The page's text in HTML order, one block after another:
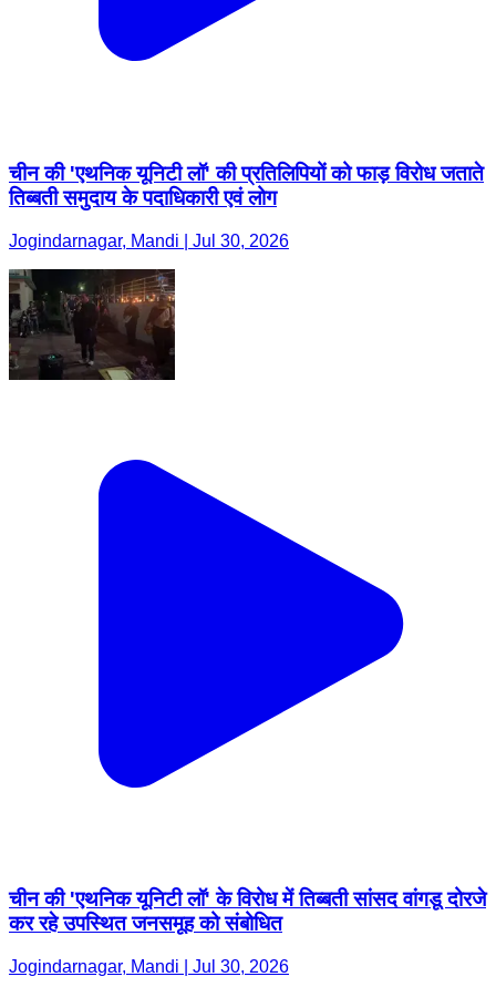
चीन की 'एथनिक यूनिटी लॉ' की प्रतिलिपियों को फाड़ विरोध जताते
तिब्बती समुदाय के पदाधिकारी एवं लोग
Jogindarnagar, Mandi | Jul 30, 2026
चीन की 'एथनिक यूनिटी लॉ' के विरोध में तिब्बती सांसद वांगडू दोरजे
कर रहे उपस्थित जनसमूह को संबोधित
Jogindarnagar, Mandi | Jul 30, 2026